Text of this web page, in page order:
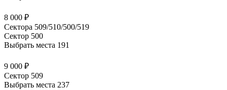
8 000 ₽
Сектора 509/510/500/519
Сектор 500
Выбрать места 191
9 000 ₽
Сектор 509
Выбрать места 237